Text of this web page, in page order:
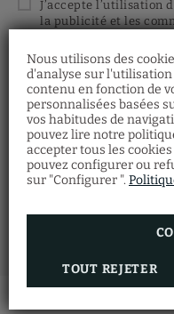
Nous utilisons des
d'analyse sur l'utilisation
contenu en fonction de
personnalisées basées
vos habitudes de
pouvez lire notre
accepter tous les
pouvez configurer ou
sur "Configurer ".
TOUT REJETER
J’accepte l’utilisation
la publicité et les
sur les droits de
pour le transfert des
confidentialité.
ENVOYER
Faites votre
Découvrez
proches